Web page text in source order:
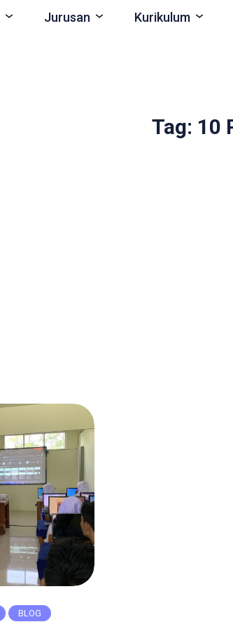
Jurusan Kurikulum
Tag: 10
BLOG